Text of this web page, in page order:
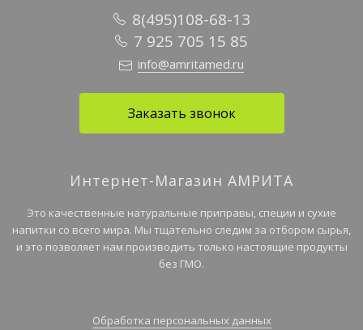
8(495)108-68-13
7 925 705 15 85
info@amritamed.ru
Заказать звонок
Интернет-Магазин АМРИТА
Это качественные натуральные приправы, специи и сухие
напитки со всего мира. Мы тщательно следим за отбором сырья,
и это позволяет нам производить только настоящие продукты
без ГМО.
Обработка персональных данных